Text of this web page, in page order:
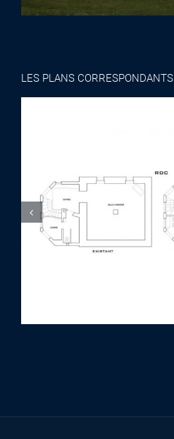
LES PLANS CORRESPONDANTS